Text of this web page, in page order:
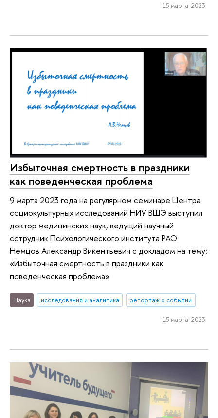
15 марта 2023
Избыточная смертность в праздники
как поведенческая проблема
9 марта 2023 года на регулярном семинаре Центра
социокультурных исследований НИУ ВШЭ выступил
доктор медицинских наук, ведущий научный
сотрудник Психологического института РАО
Немцов Александр Викентьевич с докладом на тему:
«Избыточная смертность в праздники как
поведенческая проблема»
Наука исследования и аналитика репортаж о событии
15 марта 2023